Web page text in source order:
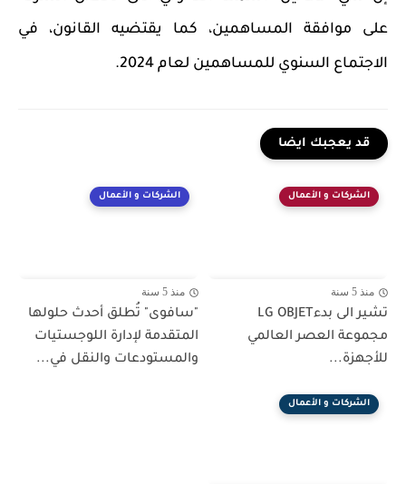
على موافقة المساهمين، كما يقتضيه القانون، في
الاجتماع السنوي للمساهمين لعام 2024.
قد يعجبك ايضا
الشركات و الأعمال
منذ 5 سنة
تشير الى بدءLG OBJET
مجموعة العصر العالمي
للأجهزة...
الشركات و الأعمال
منذ 5 سنة
"سافوى" تُطلق أحدث حلولها
المتقدمة لإدارة اللوجستيات
والمستودعات والنقل في...
الشركات و الأعمال